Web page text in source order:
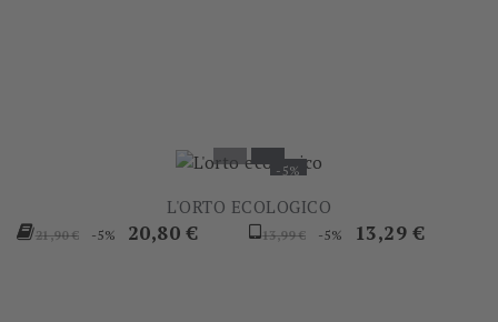
-5%
L'ORTO ECOLOGICO
Prezzo
21,90 € -5% Prezzo
20,80 €
Prezzo
13,99 € -5% Prezzo
13,29 €